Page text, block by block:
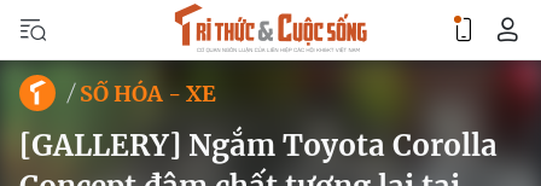
SỐ HÓA - XE
[GALLERY] Ngắm Toyota Corolla